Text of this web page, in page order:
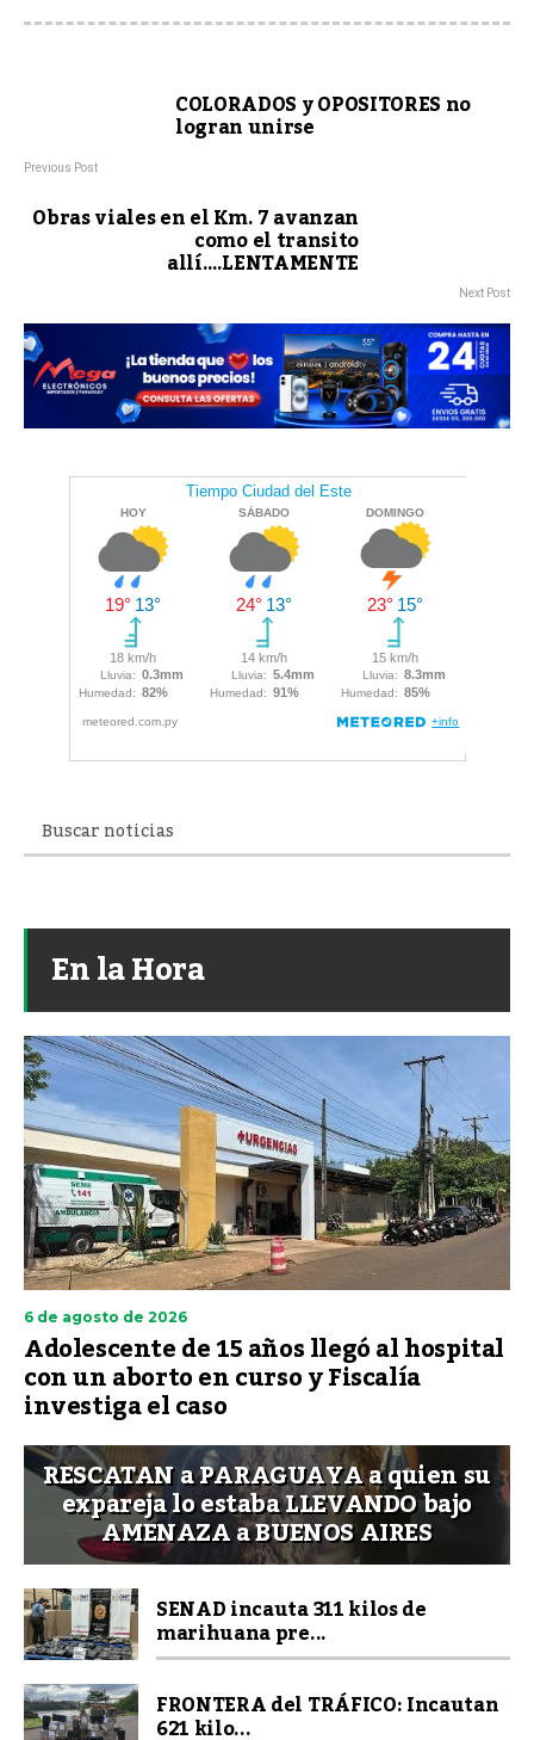
COLORADOS y OPOSITORES no
logran unirse
Previous Post
Obras viales en el Km. 7 avanzan
como el transito
allí….LENTAMENTE
Next Post
En la Hora
6 de agosto de 2026
Adolescente de 15 años llegó al hospital
con un aborto en curso y Fiscalía
investiga el caso
RESCATAN a PARAGUAYA a quien su
expareja lo estaba LLEVANDO bajo
AMENAZA a BUENOS AIRES
SENAD incauta 311 kilos de
marihuana pre...
FRONTERA del TRÁFICO: Incautan
621 kilo...